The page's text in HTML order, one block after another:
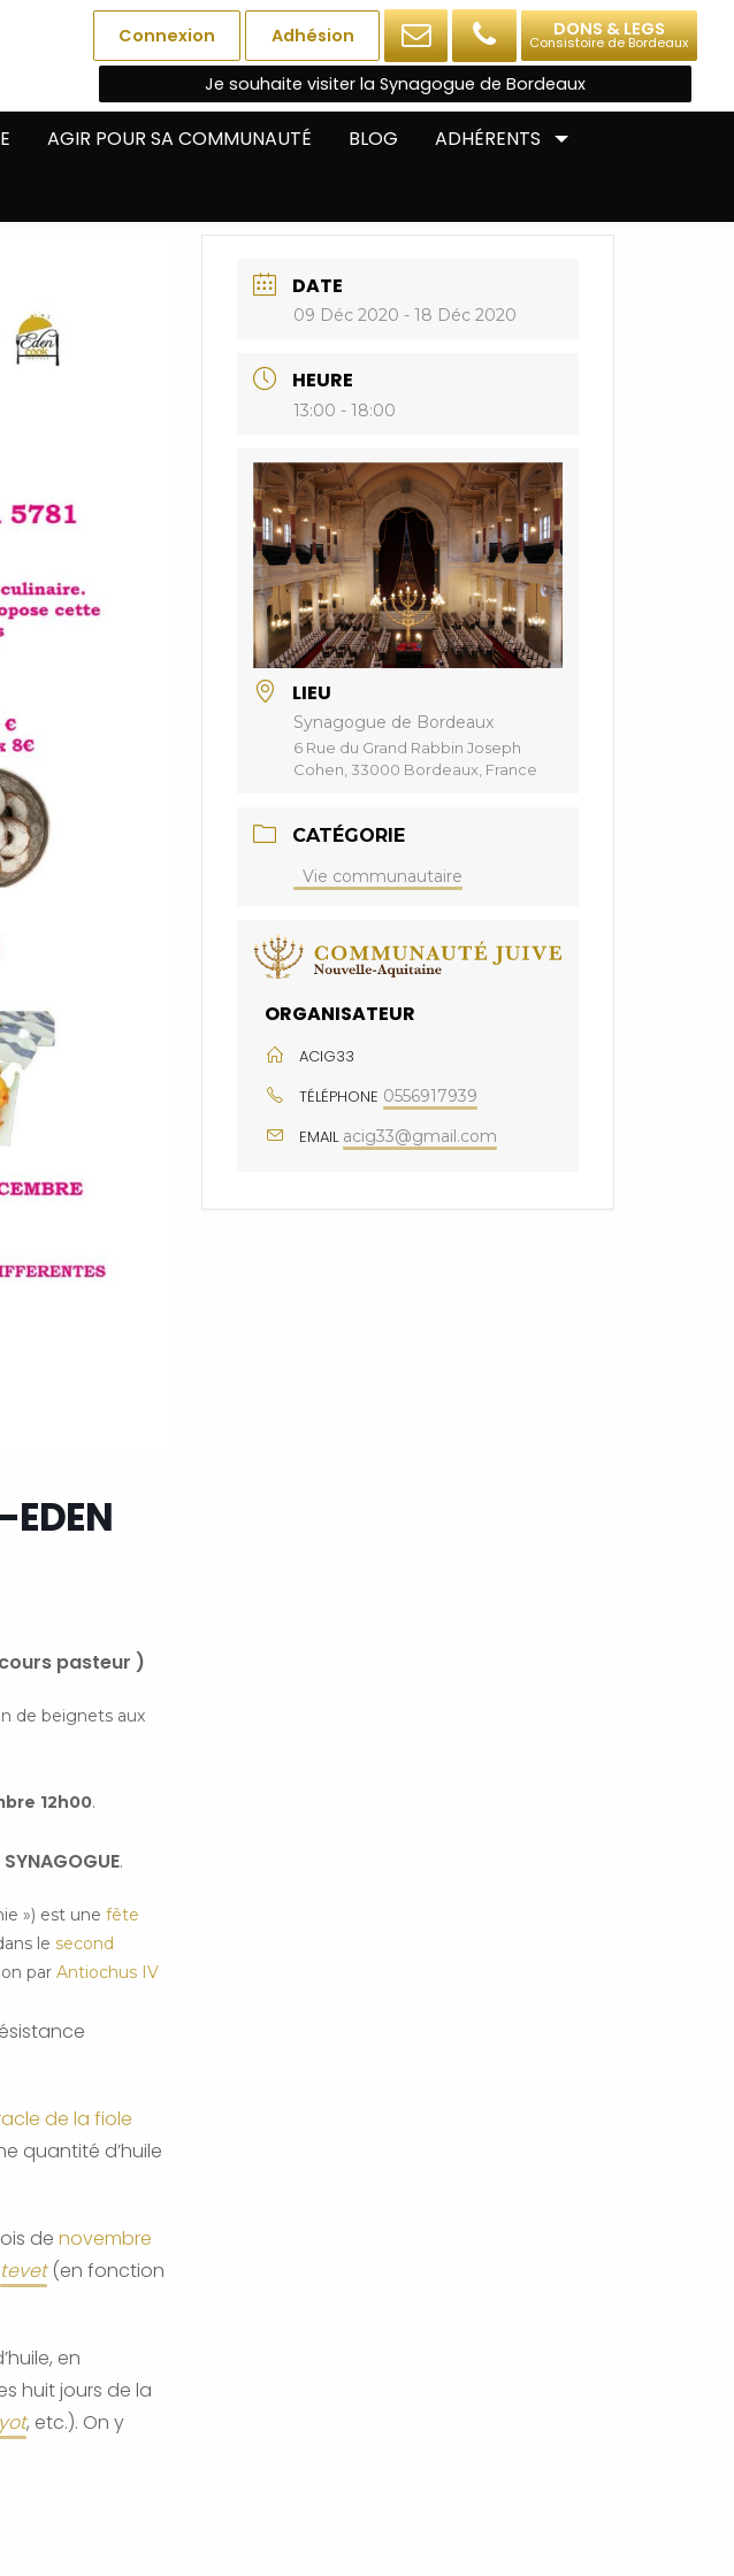
Connexion Adhésion DONS & LEGS
Consistoire de Bordeaux
Je souhaite visiter la Synagogue de Bordeaux
AGIR POUR SA COMMUNAUTÉ BLOG ADHÉRENTS
EDEN
pasteur )
de beignets aux
12h00.
SYNAGOGUE.
») est une fête
le second
par Antiochus IV
de la fiole
quantité d’huile
de novembre
tevet(en fonction
en
huit jours de la
, etc.). On y
DATE
09 Déc 2020 - 18 Déc 2020
HEURE
13:00 - 18:00
LIEU
Synagogue de Bordeaux
6 Rue du Grand Rabbin Joseph
Cohen, 33000 Bordeaux, France
CATÉGORIE
Vie communautaire
ORGANISATEUR
ACIG33
TÉLÉPHONE 0556917939
EMAIL acig33@gmail.com